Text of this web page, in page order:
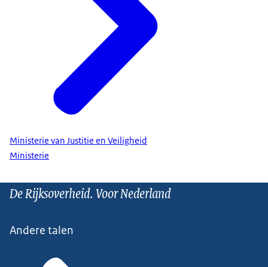
Ministerie van Justitie en Veiligheid
Ministerie
De Rijksoverheid. Voor Nederland
Andere talen